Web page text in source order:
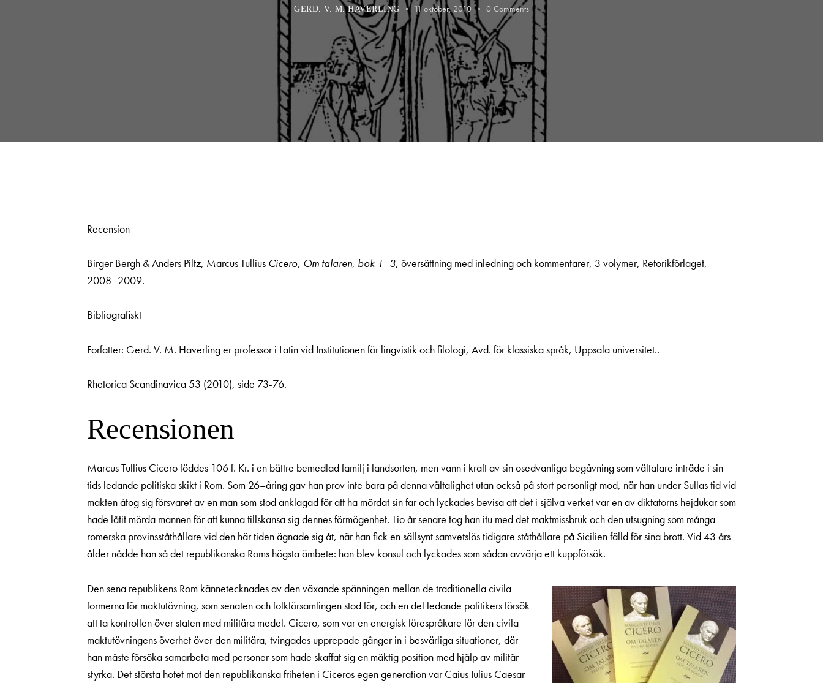
GERD. V. M. HAVERLING 11 oktober, 2010 0 Comments
Recension
Birger Bergh & Anders Piltz, Marcus Tullius Cicero, Om talaren, bok 1–3, översättning med inledning och kommentarer, 3 volymer, ­Retorikförlaget,
2008–2009.
Bibliografiskt
Forfatter: Gerd. V. M. Haverling er professor i Latin vid Institu­tionen för lingvistik och filologi, Avd. för klassiska språk, Uppsala universitet..
Rhetorica Scandinavica 53 (2010), side 73-76.
Recensionen
Marcus Tullius Cicero föddes 106 f. Kr. i en bättre bemedlad familj i landsorten, men vann i kraft av sin osedvanliga begåvning som vältalare inträde i sin
tids ledande politiska skikt i Rom. Som 26–åring gav han prov inte bara på denna vältalighet utan också på stort personligt mod, när han under Sullas tid vid
makten åtog sig försvaret av en man som stod anklagad för att ha mördat sin far och lyckades bevisa att det i själva verket var en av diktatorns hejdukar som
hade låtit mörda mannen för att kunna tillskansa sig dennes förmögenhet. Tio år senare tog han itu med det maktmissbruk och den utsugning som många
romerska provinsståthållare vid den här tiden ägnade sig åt, när han fick en sällsynt samvetslös tidigare ståthållare på Sicilien fälld för sina brott. Vid 43 års
ålder nådde han så det republikanska Roms högsta ämbete: han blev konsul och lyckades som sådan avvärja ett kuppförsök.
Den sena republikens Rom kännetecknades av den växande spänningen mellan de traditionella civila
formerna för maktutövning, som senaten och folkförsamlingen stod för, och en del ledande politikers försök
att ta kontrollen över staten med militära medel. Cicero, som var en energisk förespråkare för den civila
maktutövningens överhet över den militära, tvingades upprepade gånger in i besvärliga situationer, där
han måste försöka samarbeta med personer som hade skaffat sig en mäktig position med hjälp av militär
styrka. Det största hotet mot den republikanska friheten i Ciceros egen generation var Caius Iulius Caesar